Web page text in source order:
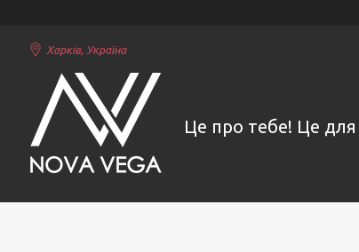
Харків, Україна
Це про тебе! Це для